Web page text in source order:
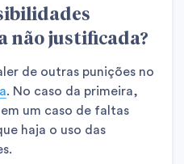
não justificada?
de outras punições no
. No caso da primeira,
um caso de faltas
haja o uso das